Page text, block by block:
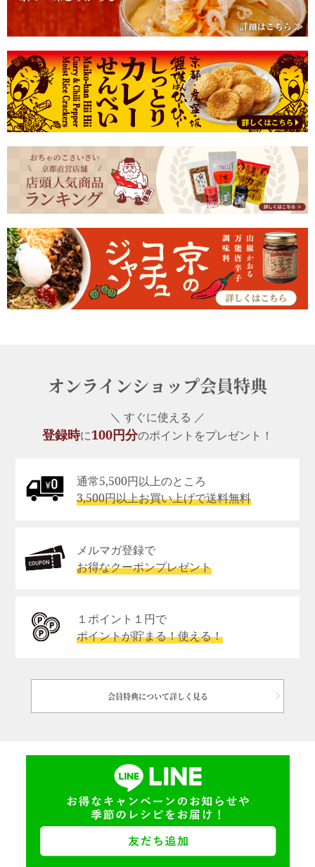
オンラインショップ会員特典
＼ すぐに使える ／
登録時に100円分のポイントをプレゼント！
通常5,500円以上のところ
3,500円以上お買い上げで送料無料
メルマガ登録で
お得なクーポンプレゼント
１ポイント１円で
ポイントが貯まる！使える！
会員特典について詳しく見る